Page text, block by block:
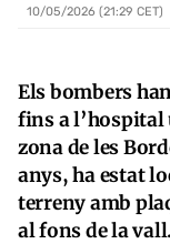
10/05/2026 (21:29 CET)
Els bombers
fins a l’hospital
zona de les
anys, ha estat
terreny amb
al fons de la